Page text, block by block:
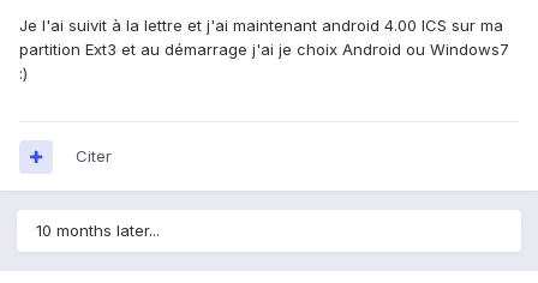
Je l'ai suivit à la lettre et j'ai maintenant android 4.00 ICS sur ma
partition Ext3 et au démarrage j'ai je choix Android ou Windows7
:)
Citer
10 months later...